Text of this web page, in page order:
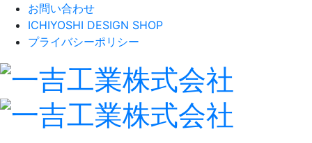
お問い合わせ
ICHIYOSHI DESIGN SHOP
プライバシーポリシー